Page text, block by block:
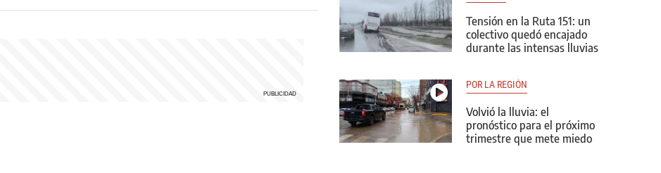
Tensión en la Ruta 151: un
colectivo quedó encajado
durante las intensas lluvias
POR LA REGIÓN
Volvió la lluvia: el
pronóstico para el próximo
trimestre que mete miedo